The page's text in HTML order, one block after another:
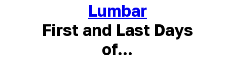
Lumbar
First and Last Days
of...